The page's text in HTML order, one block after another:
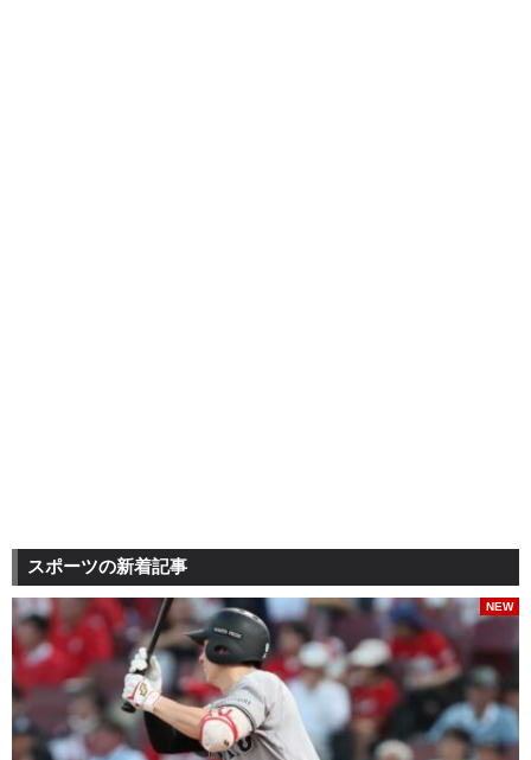
スポーツの新着記事
NEW